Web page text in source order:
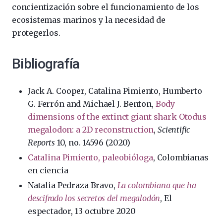
concientización sobre el funcionamiento de los
ecosistemas marinos y la necesidad de
protegerlos.
Bibliografía
Jack A. Cooper, Catalina Pimiento, Humberto
G. Ferrón and Michael J. Benton, Body
dimensions of the extinct giant shark Otodus
megalodon: a 2D reconstruction,Scientific
Reports 10, no.14596 (2020)
Catalina Pimiento, paleobióloga, Colombianas
en ciencia
Natalia Pedraza Bravo, La colombiana que ha
descifrado los secretos del megalodón, El
espectador, 13 octubre 2020